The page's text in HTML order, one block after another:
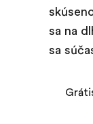
sa na
sa